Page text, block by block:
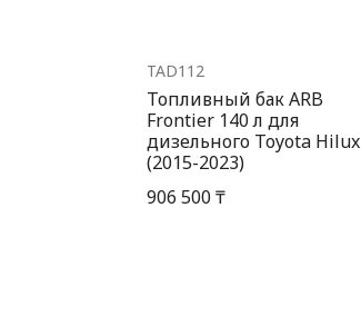
TAD112
Топливный бак ARB
Frontier 140 л для
дизельного Toyota Hilux
(2015-2023)
906 500 ₸